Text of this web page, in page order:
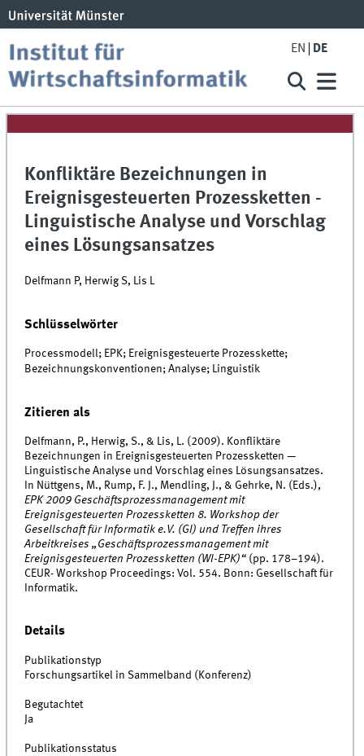
EN DE
Konfliktäre Bezeichnungen in
Ereignisgesteuerten Prozessketten -
Linguistische Analyse und Vorschlag
eines Lösungsansatzes
Delfmann P, Herwig S, Lis L
Schlüsselwörter
Processmodell; EPK; Ereignisgesteuerte Prozesskette;
Bezeichnungskonventionen; Analyse; Linguistik
Zitieren als
Delfmann, P., Herwig, S., & Lis, L. (2009). Konfliktäre
Bezeichnungen in Ereignisgesteuerten Prozessketten —
Linguistische Analyse und Vorschlag eines Lösungsansatzes.
In Nüttgens, M., Rump, F. J., Mendling, J., & Gehrke, N. (Eds.),
EPK 2009 Geschäftsprozessmanagement mit
Ereignisgesteuerten Prozessketten 8. Workshop der
Gesellschaft für Informatik e.V. (GI) und Treffen ihres
Arbeitkreises „Geschäftsprozessmanagement mit
Ereignisgesteuerten Prozessketten (WI-EPK)“ (pp. 178–194).
CEUR- Workshop Proceedings: Vol. 554. Bonn: Gesellschaft für
Informatik.
Details
Publikationstyp
Forschungsartikel in Sammelband (Konferenz)
Begutachtet
Ja
Publikationsstatus